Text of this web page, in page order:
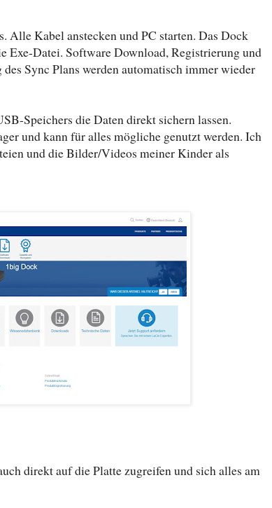
Alle Kabel anstecken und PC starten. Das Dock
Datei. Software Download, Registrierung und
Sync Plans werden automatisch immer wieder
Speichers die Daten direkt sichern lassen.
und kann für alles mögliche genutzt werden. Ich
und die Bilder/Videos meiner Kinder als
direkt auf die Platte zugreifen und sich alles am